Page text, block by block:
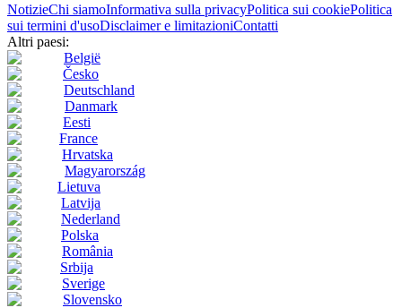
NotizieChi siamoInformativa sulla privacyPolitica sui cookiePolitica
sui termini d'usoDisclaimer e limitazioniContatti
Altri paesi:
België
Česko
Deutschland
Danmark
Eesti
France
Hrvatska
Magyarország
Lietuva
Latvija
Nederland
Polska
România
Srbija
Sverige
Slovensko